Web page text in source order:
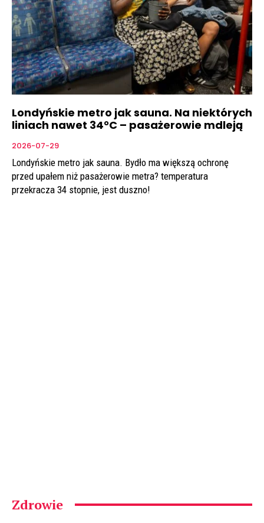
Londyńskie metro jak sauna. Na niektórych
liniach nawet 34°C – pasażerowie mdleją
2026-07-29
Londyńskie metro jak sauna. Bydło ma większą ochronę
przed upałem niż pasażerowie metra? temperatura
przekracza 34 stopnie, jest duszno!
Zdrowie